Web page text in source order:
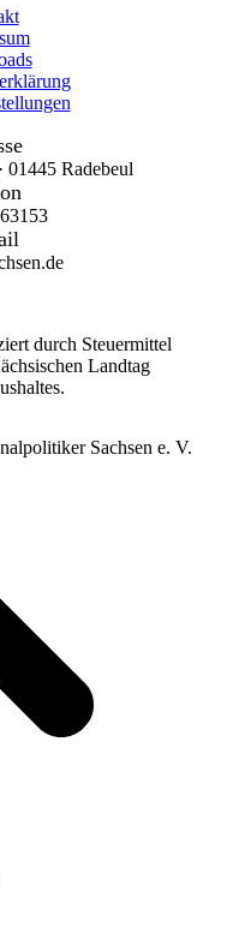
01445 Radebeul
durch Steuermittel
Landtag
Sachsen e. V.